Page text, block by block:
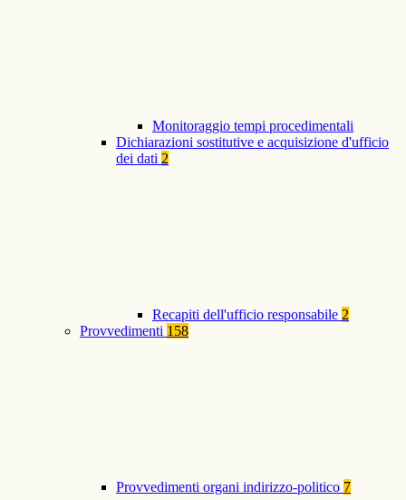
Monitoraggio tempi procedimentali
Dichiarazioni sostitutive e acquisizione d'ufficio
dei dati 2
Recapiti dell'ufficio responsabile 2
Provvedimenti 158
Provvedimenti organi indirizzo-politico 7